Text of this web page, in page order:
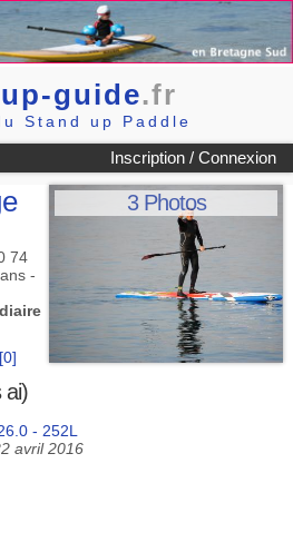
guide.fr
Stand up Paddle
Inscription / Connexion
3 Photos
74
-
ai)
- 252L
avril 2016